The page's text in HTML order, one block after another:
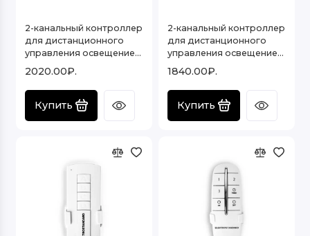
Серия DMX 512
Серия EXCELLENT
Серия KNX
Серия SMART
Серия TRIAC
Серия TUYA
2-канальный контроллер
для дистанционного
управления освещением
2020.00₽.
Купить
2-канальный контроллер
для дистанционного
управления освещением
1840.00₽.
Купить